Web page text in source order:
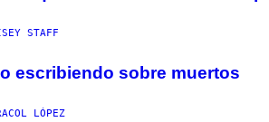
STAFF
escribiendo sobre muertos
LÓPEZ